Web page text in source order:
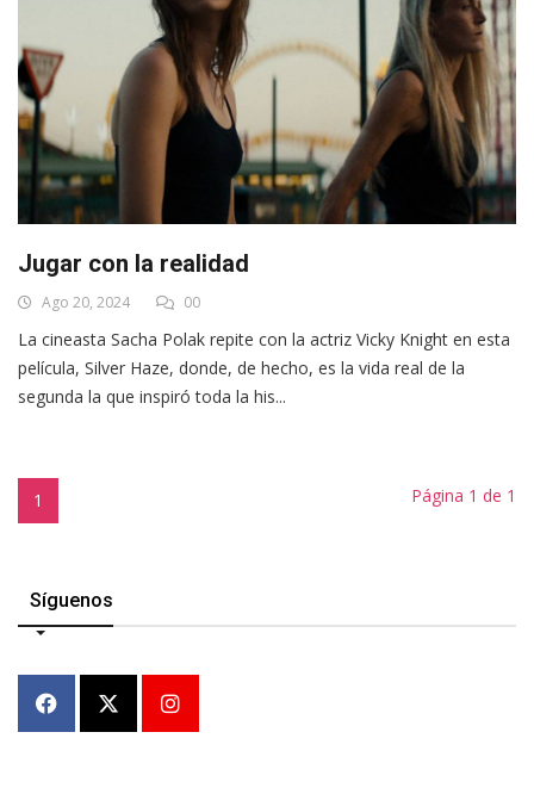
Jugar con la realidad
Ago 20, 2024 00
La cineasta Sacha Polak repite con la actriz Vicky Knight en esta
película, Silver Haze, donde, de hecho, es la vida real de la
segunda la que inspiró toda la his...
1 Página 1 de 1
Síguenos